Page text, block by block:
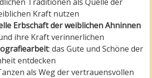
Kraft nutzen
Erbschaft der weiblichen Ahninnen
ihre Kraft verinnerlichen
: das Gute und Schöne der
entdecken
als Weg der vertrauensvollen